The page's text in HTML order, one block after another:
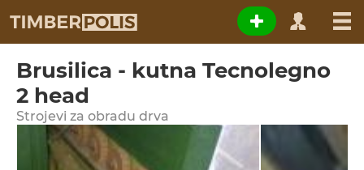
Brusilica - kutna Tecnolegno
2 head
Strojevi za obradu drva